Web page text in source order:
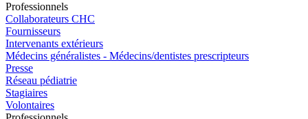
Professionnels
Collaborateurs CHC
Fournisseurs
Intervenants extérieurs
Médecins généralistes - Médecins/dentistes prescripteurs
Presse
Réseau pédiatrie
Stagiaires
Volontaires